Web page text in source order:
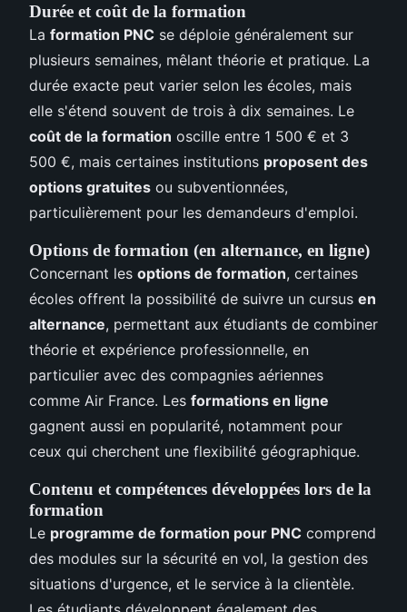
Durée et coût de la formation
La formation PNC se déploie généralement sur
plusieurs semaines, mêlant théorie et pratique. La
durée exacte peut varier selon les écoles, mais
elle s'étend souvent de trois à dix semaines. Le
coût de la formation oscille entre 1 500 € et 3
500 €, mais certaines institutions proposent des
options gratuites ou subventionnées,
particulièrement pour les demandeurs d'emploi.
Options de formation (en alternance, en ligne)
Concernant les options de formation, certaines
écoles offrent la possibilité de suivre un cursus en
alternance, permettant aux étudiants de combiner
théorie et expérience professionnelle, en
particulier avec des compagnies aériennes
comme Air France. Les formations en ligne
gagnent aussi en popularité, notamment pour
ceux qui cherchent une flexibilité géographique.
Contenu et compétences développées lors de la
formation
Le programme de formation pour PNC comprend
des modules sur la sécurité en vol, la gestion des
situations d'urgence, et le service à la clientèle.